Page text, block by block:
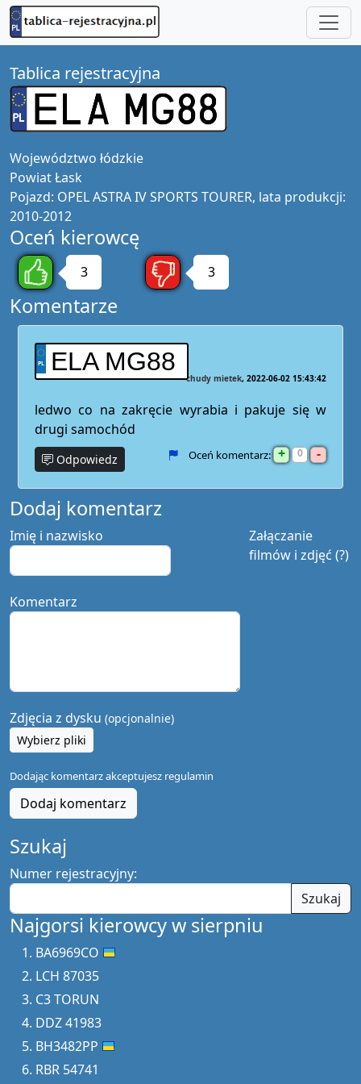
Tablica rejestracyjna
Województwo łódzkie
PowiatŁask
Pojazd: OPEL ASTRA IV SPORTS TOURER, lata produkcji:
2010-2012
Oceń kierowcę
3 3
Komentarze
ELA MG88
chudy mietek 2022-06-02 15:43:42
ledwo co na zakręcie wyrabia i pakuje się w
drugi samochód
Odpowiedz Oceń komentarz: + 0 -
Dodaj komentarz
Załączanie
filmów i zdjęć (?)
Imię i nazwisko
Komentarz
Zdjęcia z dysku (opcjonalnie)
Wybierz pliki
Dodając komentarz akceptujesz regulamin
Dodaj komentarz
Szukaj
Numer rejestracyjny:
Szukaj
Najgorsi kierowcy w sierpniu
BA6969CO
LCH 87035
C3 TORUN
DDZ 41983
BH3482PP
RBR 54741